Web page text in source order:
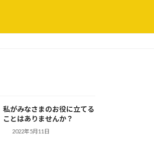
私がみなさまのお役に立てる
ことはありませんか？
2022年5月11日